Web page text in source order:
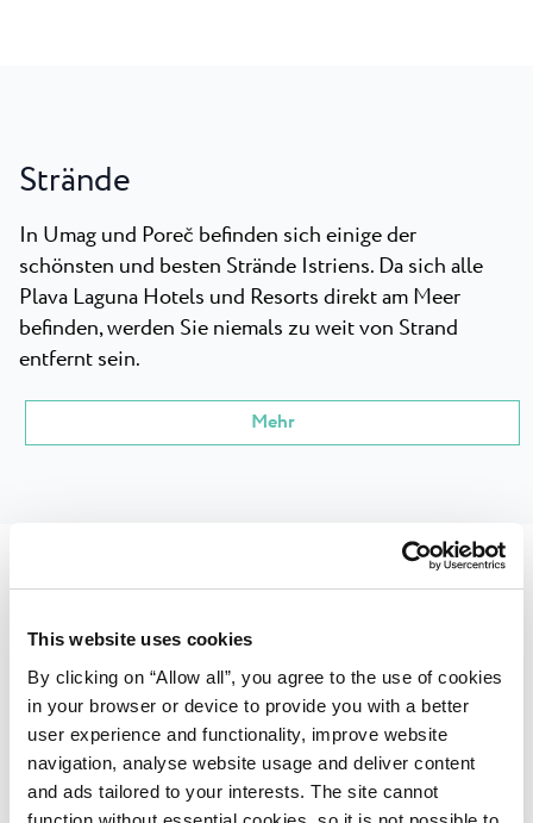
This website uses cookies
By clicking on “Allow all”, you agree to the use of cookies
in your browser or device to provide you with a better
user experience and functionality, improve website
navigation, analyse website usage and deliver content
and ads tailored to your interests. The site cannot
Strände
In Umag und Poreč befinden sich einige der
schönsten und besten Strände Istriens. Da sich alle
Plava Laguna Hotels und Resorts direkt am Meer
befinden, werden Sie niemals zu weit von Strand
entfernt sein.
Mehr
Plava Laguna Sport
Die Sportinfrastruktur an attraktiven Orten und das
milde Klima machen Poreč und Umag zu einer
hervorragenden Wahl für Klubvorbereitungen,
Sportlager, Turniere und Training, und zwar das ganze